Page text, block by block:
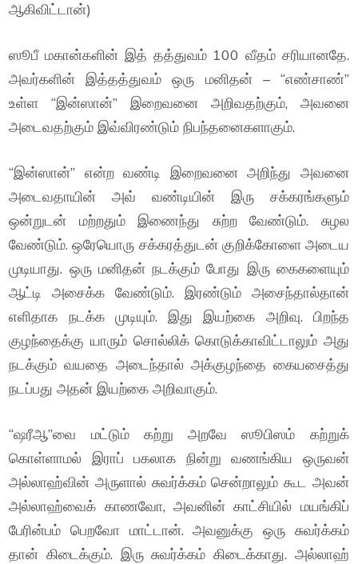
ஆகிவிட்டான்)
ஸூபீ மகான்களின் இத் தத்துவம் 100 வீதம் சரியானதே.
அவர்களின் இத்தத்துவம் ஒரு மனிதன் – “எண்சாண்”
உள்ள “இன்ஸான்” இறைவனை அறிவதற்கும், அவனை
அடைவதற்கும் இவ்விரண்டும் நிபந்தனைகளாகும்.
“இன்ஸான்” என்ற வண்டி இறைவனை அறிந்து அவனை
அடைவதாயின் அவ் வண்டியின் இரு சக்கரங்களும்
ஒன்றுடன் மற்றதும் இணைந்து சுற்ற வேண்டும். சுழல
வேண்டும். ஒரேயொரு சக்கரத்துடன் குறிக்கோளை அடைய
முடியாது. ஒரு மனிதன் நடக்கும் போது இரு கைகளையும்
ஆட்டி அசைக்க வேண்டும். இரண்டும் அசைந்தால்தான்
எளிதாக நடக்க முடியும். இது இயற்கை அறிவு. பிறந்த
குழந்தைக்கு யாரும் சொல்லிக் கொடுக்காவிட்டாலும் அது
நடக்கும் வயதை அடைந்தால் அக்குழந்தை கையசைத்து
நடப்பது அதன் இயற்கை அறிவாகும்.
“ஷரீஆ”வை மட்டும் கற்று அறவே ஸூபிஸம் கற்றுக்
கொள்ளாமல் இராப் பகலாக நின்று வணங்கிய ஒருவன்
அல்லாஹ்வின் அருளால் சுவர்க்கம் சென்றாலும் கூட அவன்
அல்லாஹ்வைக் காணவோ, அவனின் காட்சியில் மயங்கிப்
பேரின்பம் பெறவோ மாட்டான். அவனுக்கு ஒரு சுவர்க்கம்
தான் கிடைக்கும். இரு சுவர்க்கம் கிடைக்காது. அல்லாஹ்